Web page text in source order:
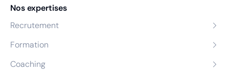
Nos expertises
Recrutement
Formation
Coaching